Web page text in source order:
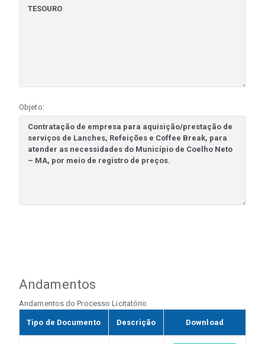
Objeto:
Andamentos
Andamentos do Processo Licitatório
Tipo de Documento Descrição Download